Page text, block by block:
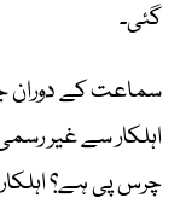
گئی۔
سماعت کے دوران
اہلکار سے غیر
چرس پی ہے؟